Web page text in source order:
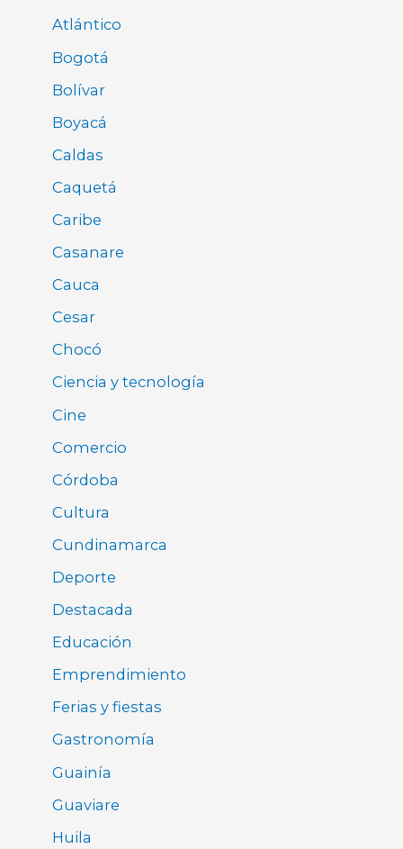
Atlántico
Bogotá
Bolívar
Boyacá
Caldas
Caquetá
Caribe
Casanare
Cauca
Cesar
Chocó
Ciencia y tecnología
Cine
Comercio
Córdoba
Cultura
Cundinamarca
Deporte
Destacada
Educación
Emprendimiento
Ferias y fiestas
Gastronomía
Guainía
Guaviare
Huila